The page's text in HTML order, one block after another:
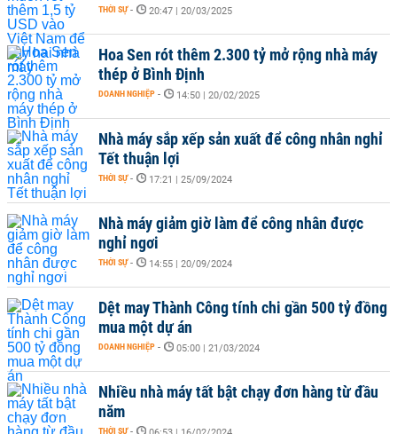
THỜI SỰ - 20:47 | 20/03/2025
Hoa Sen rót thêm 2.300 tỷ mở rộng nhà máy
thép ở Bình Định
DOANH NGHIỆP - 14:50 | 20/02/2025
Nhà máy sắp xếp sản xuất để công nhân nghỉ
Tết thuận lợi
THỜI SỰ - 17:21 | 25/09/2024
Nhà máy giảm giờ làm để công nhân được
nghỉ ngơi
THỜI SỰ - 14:55 | 20/09/2024
Dệt may Thành Công tính chi gần 500 tỷ đồng
mua một dự án
DOANH NGHIỆP - 05:00 | 21/03/2024
Nhiều nhà máy tất bật chạy đơn hàng từ đầu
năm
THỜI SỰ